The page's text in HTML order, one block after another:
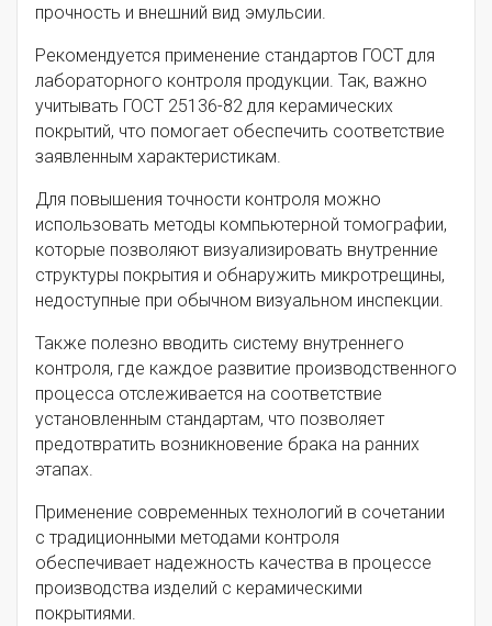
прочность и внешний вид эмульсии.
Рекомендуется применение стандартов ГОСТ для
лабораторного контроля продукции. Так, важно
учитывать ГОСТ 25136-82 для керамических
покрытий, что помогает обеспечить соответствие
заявленным характеристикам.
Для повышения точности контроля можно
использовать методы компьютерной томографии,
которые позволяют визуализировать внутренние
структуры покрытия и обнаружить микротрещины,
недоступные при обычном визуальном инспекции.
Также полезно вводить систему внутреннего
контроля, где каждое развитие производственного
процесса отслеживается на соответствие
установленным стандартам, что позволяет
предотвратить возникновение брака на ранних
этапах.
Применение современных технологий в сочетании
с традиционными методами контроля
обеспечивает надежность качества в процессе
производства изделий с керамическими
покрытиями.